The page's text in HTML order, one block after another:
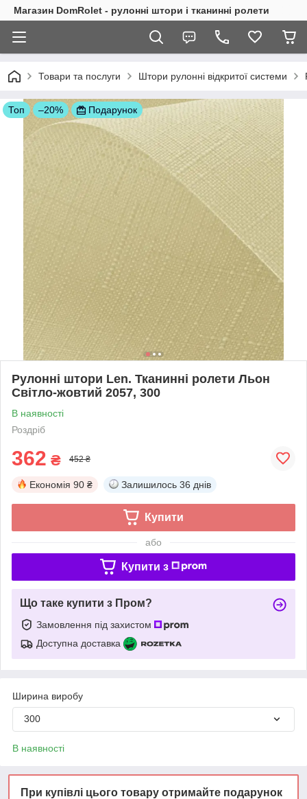
Магазин DomRolet - рулонні штори і тканинні ролети
Товари та послуги Штори рулонні відкритої системи
Топ –20% Подарунок
Рулонні штори Len. Тканинні ролети Льон
Світло-жовтий 2057, 300
В наявності
Роздріб
362 ₴ 452 ₴
Економія 90 ₴ Залишилось 36 днів
Купити
або
Купити з
Що таке купити з Пром?
Замовлення під захистом
Доступна доставка
Ширина виробу
300
В наявності
При купівлі цього товару отримайте подарунок